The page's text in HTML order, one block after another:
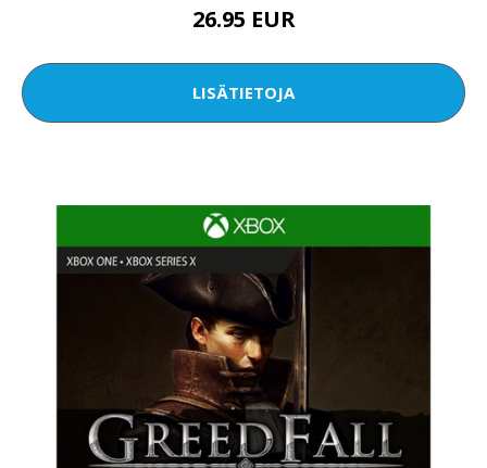
26.95 EUR
LISÄTIETOJA